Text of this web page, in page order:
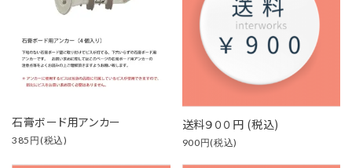
石膏ボード用アンカー
385円(税込)
送料９００円 (税込)
900円(税込)